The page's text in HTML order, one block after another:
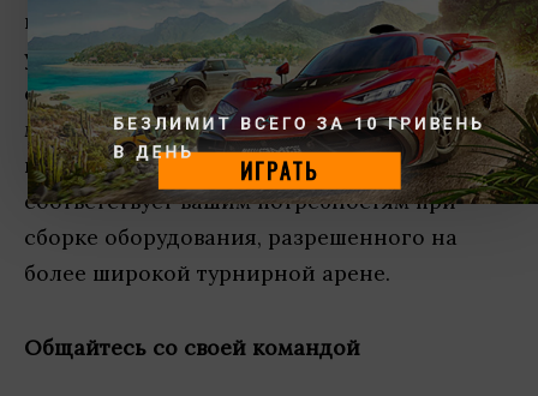
вы. Скорее всего, у вас уже есть собственная
установка, которую вы используете для
ежедневных тренировок и схваток, но вы
можете обнаружить, что она плохо
переносится для путешествий или не
соответствует вашим потребностям при
сборке оборудования, разрешенного на
более широкой турнирной арене.
Общайтесь со своей командой
ИГРАТЬ
БЕЗЛИМИТ ВСЕГО ЗА 10 ГРИВЕНЬ
В ДЕНЬ